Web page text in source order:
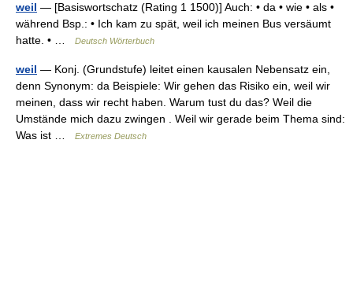
weil — [Basiswortschatz (Rating 1 1500)] Auch: • da • wie • als •
während Bsp.: • Ich kam zu spät, weil ich meinen Bus versäumt
hatte. • …
Deutsch Wörterbuch
weil — Konj. (Grundstufe) leitet einen kausalen Nebensatz ein,
denn Synonym: da Beispiele: Wir gehen das Risiko ein, weil wir
meinen, dass wir recht haben. Warum tust du das? Weil die
Umstände mich dazu zwingen . Weil wir gerade beim Thema sind:
Was ist …
Extremes Deutsch